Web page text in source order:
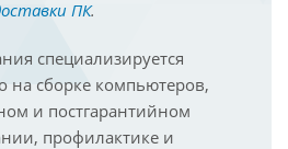
ПК.
специализируется
на сборке компьютеров,
и постгарантийном
профилактике и